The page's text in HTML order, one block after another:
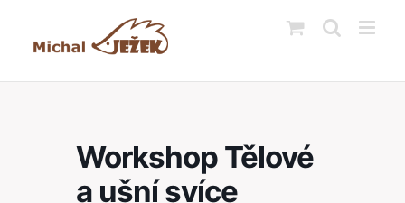
Workshop Tělové
a ušní svíce